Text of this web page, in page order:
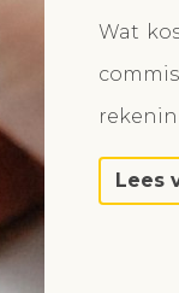
Wat
Lees